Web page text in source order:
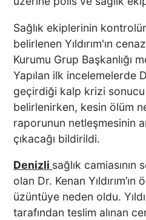
Sağlık ekiplerinin
belirlenen Yıldırım'ın
Kurumu Grup Başkanlığı
Yapılan ilk incelemelerde
geçirdiği kalp krizi sonucu
belirlenirken, kesin ölüm
raporunun netleşmesinin
çıkacağı bildirildi.
Denizli sağlık
olan Dr. Kenan
üzüntüye neden oldu.
tarafından teslim alınan